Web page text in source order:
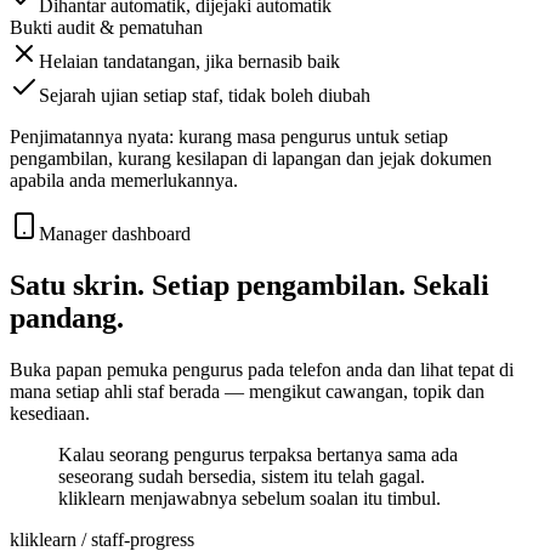
Dihantar automatik, dijejaki automatik
Bukti audit & pematuhan
Helaian tandatangan, jika bernasib baik
Sejarah ujian setiap staf, tidak boleh diubah
Penjimatannya nyata: kurang masa pengurus untuk setiap
pengambilan, kurang kesilapan di lapangan dan jejak dokumen
apabila anda memerlukannya.
Manager dashboard
Satu skrin. Setiap pengambilan. Sekali
pandang.
Buka papan pemuka pengurus pada telefon anda dan lihat tepat di
mana setiap ahli staf berada — mengikut cawangan, topik dan
kesediaan.
Kalau seorang pengurus terpaksa bertanya sama ada
seseorang sudah bersedia, sistem itu telah gagal.
kliklearn menjawabnya sebelum soalan itu timbul.
kliklearn / staff-progress